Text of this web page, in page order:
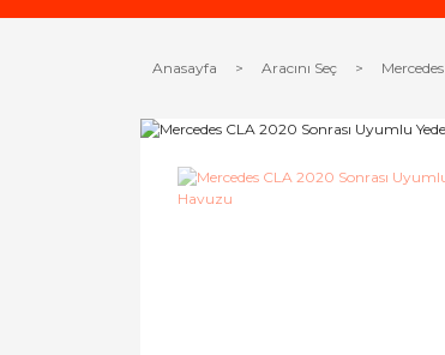
Anasayfa Aracını Seç Mercedes